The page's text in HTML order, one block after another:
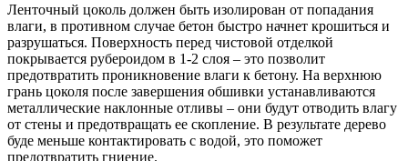
Ленточный цоколь должен быть изолирован от попадания
влаги, в противном случае бетон быстро начнет крошиться и
разрушаться. Поверхность перед чистовой отделкой
покрывается рубероидом в 1-2 слоя – это позволит
предотвратить проникновение влаги к бетону. На верхнюю
грань цоколя после завершения обшивки устанавливаются
металлические наклонные отливы – они будут отводить влагу
от стены и предотвращать ее скопление. В результате дерево
буде меньше контактировать с водой, это поможет
предотвратить гниение.